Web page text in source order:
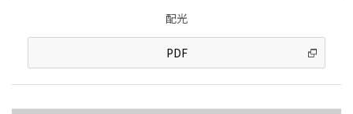
配光
PDF